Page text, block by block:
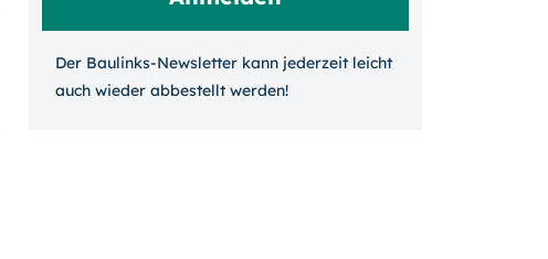
Der Baulinks-Newsletter kann jeder­zeit leicht
auch wieder ab­bestellt werden!